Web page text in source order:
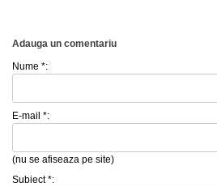
Adauga un comentariu
Nume *:
E-mail *:
(nu se afiseaza pe site)
Subiect *: